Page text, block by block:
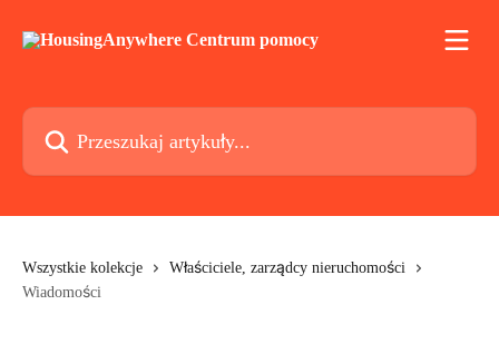
Przeszukaj artykuły...
Wszystkie kolekcje
Właściciele, zarządcy nieruchomości
Wiadomości